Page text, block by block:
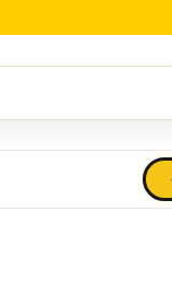
Otros Set melamina